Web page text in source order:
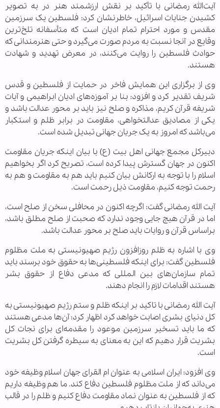
آیت‌الله رمضانی با تأکید بر نقش ارزشمند هنر در به تصویر
کشیدن جنایات اسرائیل، خاطرنشان کرد: فلسطین یک سرزمین
مقدس و مورد احترام تمام ادیان است که متأسفانه تلخ‌ترین
وقایع در آنجا نسبت به مردم صورت می‌گیرد و حتی هنرمندانی که
حوادث فلسطین را روایت می‌کنند، در معرض تهدید و شهادت
هستند.
وی از برگزاری این همایش فاخر در حمایت از فلسطین و قدس
شریف تقدیر کرد و افزود: بنا بر آموزه‌های ادیان ابراهیمی و آیات
شریفه قرآن کریم، مذاکره و صلح نیز باید بر محور عدالت باشد و
یکی از مصادیق عدالتخواهی، مقاومت در برابر ظلم و استکبار
می‌باشد که امروز به یک جریان جهانی تبدیل شده است.
دبیرکل مجمع جهانی اهل بیت (ع) با بیان اینکه جریان مقاومت
اکنون در جهان گسترش پیدا کرده است، تصریح کرد اگر بخواهیم
اسلام را با توجه به ارکانش بیان کنیم باید هم به مقاومت و هم به
رحمت توجه کنیم، مقاومت ذیل رحمت است.
آیت الله رمضانی گفت: اگرچه اکنون در محافلی سخن از صلح است،
اما در قرآن هیچ جایی وجود ندارد که صحبت از صلح مطلق باشد،
براساس قرآن و روایات باید صلح بر محور عدالت باشد.
وی با اشاره به ظلم روزافزون رژیم صهیونیستی به ملت مظلوم
فلسطین گفت: برای اینکه فلسطینی‌ها به حقوق خود برسند باید
تمام سازمان‌های بین المللی که مدعی دفاع از حقوق بشر
هستند اقدامات لازم را انجام دهند.
آیت الله رمضانی با تاکید بر اینکه ظلم و ستم رژیم صهیونیستی به
کل دنیای بشری اصابت خواهد کرد اظهار کرد: آن‌ها مدعی هستند
که ما باید تسخیر سرزمین موعود را مقدمه‌ای برای نجات کل
بشریت قرار دهیم که این به معنای به سیطره گرفتن کل بشریت
است.
وی افزود: ایران اسلامی به عنوان ام القرای جهان اسلام وظیفه خود
می‌داند که از ملت مظلوم فلسطین دفاع کند. ما هم وظیفه داریم
که از فلسطین به عنوان نماد مقاومت دفاع کنیم و ظلم را در قالب